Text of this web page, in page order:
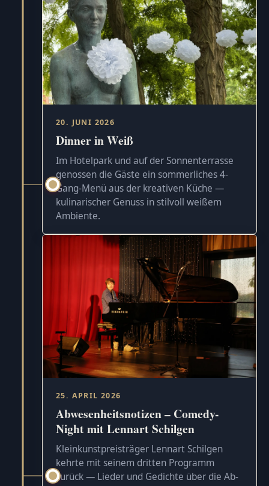
20. JUNI 2026
Dinner in Weiß
Im Hotelpark und auf der Sonnenterrasse
genossen die Gäste ein sommerliches 4-
Gang-Menü aus der kreativen Küche —
kulinarischer Genuss in stilvoll weißem
Ambiente.
25. APRIL 2026
Abwesenheitsnotizen – Comedy-
Night mit Lennart Schilgen
Kleinkunstpreisträger Lennart Schilgen
kehrte mit seinem dritten Programm
zurück — Lieder und Gedichte über die Ab-